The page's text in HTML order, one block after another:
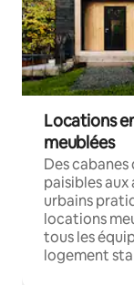
Locations
meublées
Des
paisibles
urbains
locations
tous les
logement